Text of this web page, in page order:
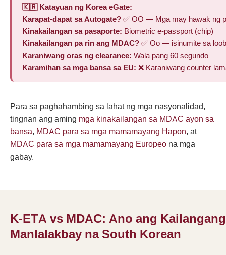
🇰🇷 Katayuan ng Korea eGate:
Karapat-dapat sa Autogate? ✅ OO — Mga may hawak ng
Kinakailangan sa pasaporte: Biometric e-passport (chip)
Kinakailangan pa rin ang MDAC? ✅ Oo — isinumite sa
Karaniwang oras ng clearance: Wala pang 60 segundo
Karamihan sa mga bansa sa EU: ❌ Karaniwang counter
Para sa paghahambing sa lahat ng mga nasyonalidad,
tingnan ang aming mga kinakailangan sa MDAC ayon sa
bansa, MDAC para sa mga mamamayang Hapon, at
MDAC para sa mga mamamayang Europeo na mga
gabay.
K-ETA vs MDAC: Ano ang
Manlalakbay na South Korean